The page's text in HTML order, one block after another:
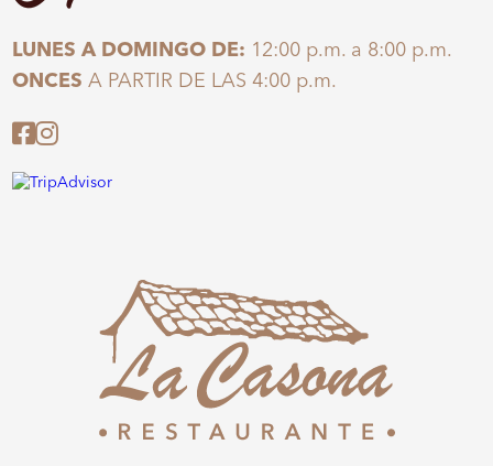
LUNES A DOMINGO DE: 12:00 p.m. a 8:00 p.m.
ONCES A PARTIR DE LAS 4:00 p.m.